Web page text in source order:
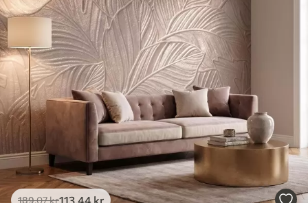
189.07kr113 .44 kr